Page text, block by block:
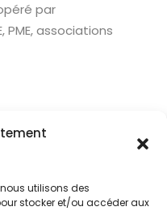
utilisons des
stocker et/ou accéder aux
par
PME, associations